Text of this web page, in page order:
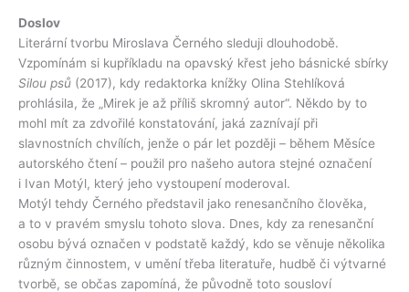
Doslov
Literární tvorbu Miroslava Černého sleduji dlouhodobě.
Vzpomínám si kupříkladu na opavský křest jeho básnické sbírky
Silou psů (2017), kdy redaktorka knížky Olina Stehlíková
prohlásila, že „Mirek je až příliš skromný autor“. Někdo by to
mohl mít za zdvořilé konstatování, jaká zaznívají při
slavnostních chvílích, jenže o pár let později – během Měsíce
autorského čtení – použil pro našeho autora stejné označení
i Ivan Motýl, který jeho vystoupení moderoval.
Motýl tehdy Černého představil jako renesančního člověka,
a to v pravém smyslu tohoto slova. Dnes, kdy za renesanční
osobu bývá označen v podstatě každý, kdo se věnuje několika
různým činnostem, v umění třeba literatuře, hudbě či výtvarné
tvorbě, se občas zapomíná, že původně toto sousloví